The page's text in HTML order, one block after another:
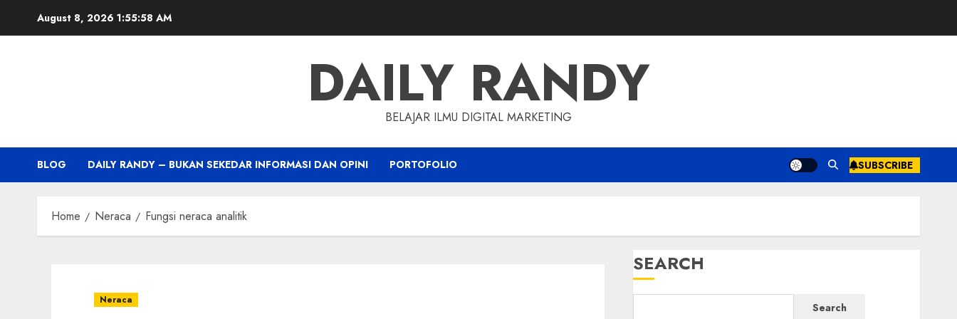
August 8, 2026 1:55:59 AM
DAILY RANDY
BELAJAR ILMU DIGITAL MARKETING
BLOG DAILY RANDY – BUKAN SEKEDAR INFORMASI DAN OPINI PORTOFOLIO SUBSCRIBE
Home Neraca Fungsi neraca analitik
Neraca
SEARCH
Search